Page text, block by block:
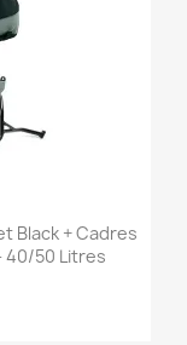
Black + Cadres
40/50 Litres